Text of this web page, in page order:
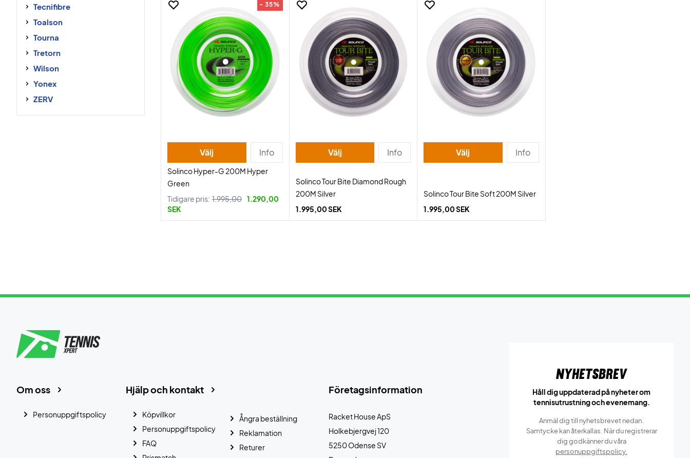
Tecnifibre
Toalson
Tourna
Tretorn
Wilson
Yonex
ZERV
- 35%
Välj Info
Solinco Hyper-G 200M Hyper
Green
Tidigare pris: 1.995,00 1.290,00
SEK
Välj Info
Solinco Tour Bite Diamond Rough
200M Silver
1.995,00 SEK
Välj Info
Solinco Tour Bite Soft 200M Silver
1.995,00 SEK
Företagsinformation
Racket House ApS
Holkebjergvej 120
5250 Odense SV
Hjälp och kontakt
Köpvillkor
Personuppgiftspolicy
FAQ
Ångra beställning
Reklamation
Returer
Om oss
Personuppgiftspolicy
Nyhetsbrev
Håll dig uppdaterad på nyheter om
tennisutrustning och evenemang.
Anmäl dig till nyhetsbrevet nedan.
Samtycke kan återkallas. När du registrerar
dig godkänner du våra
personuppgiftspolicy.